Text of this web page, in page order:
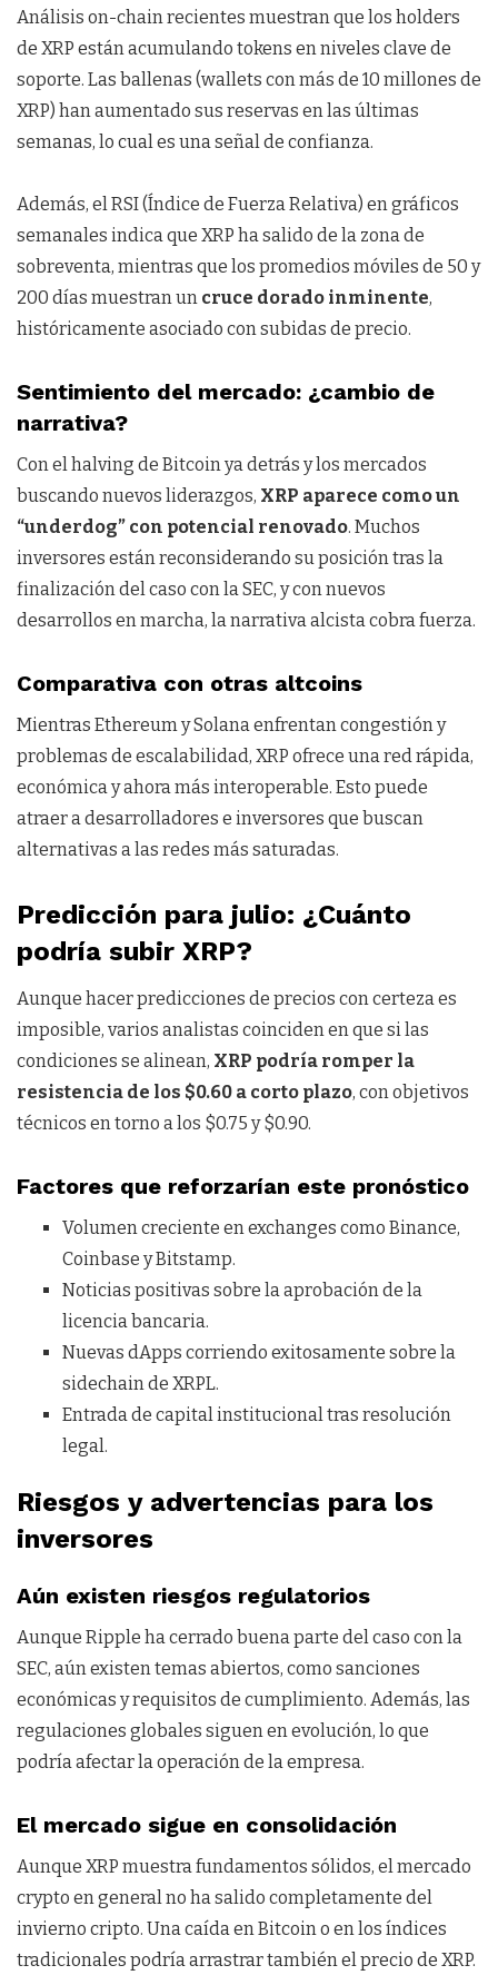
Análisis on-chain recientes muestran que los holders
de XRP están acumulando tokens en niveles clave de
soporte. Las ballenas (wallets con más de 10 millones de
XRP) han aumentado sus reservas en las últimas
semanas, lo cual es una señal de confianza.
Además, el RSI (Índice de Fuerza Relativa) en gráficos
semanales indica que XRP ha salido de la zona de
sobreventa, mientras que los promedios móviles de 50 y
200 días muestran un cruce dorado inminente,
históricamente asociado con subidas de precio.
Sentimiento del mercado: ¿cambio de
narrativa?
Con el halving de Bitcoin ya detrás y los mercados
buscando nuevos liderazgos, XRP aparece como un
“underdog” con potencial renovado. Muchos
inversores están reconsiderando su posición tras la
finalización del caso con la SEC, y con nuevos
desarrollos en marcha, la narrativa alcista cobra fuerza.
Comparativa con otras altcoins
Mientras Ethereum y Solana enfrentan congestión y
problemas de escalabilidad, XRP ofrece una red rápida,
económica y ahora más interoperable. Esto puede
atraer a desarrolladores e inversores que buscan
alternativas a las redes más saturadas.
Predicción para julio: ¿Cuánto
podría subir XRP?
Aunque hacer predicciones de precios con certeza es
imposible, varios analistas coinciden en que si las
condiciones se alinean, XRP podría romper la
resistencia de los $0.60 a corto plazo, con objetivos
técnicos en torno a los $0.75 y $0.90.
Factores que reforzarían este pronóstico
Volumen creciente en exchanges como Binance,
Coinbase y Bitstamp.
Noticias positivas sobre la aprobación de la
licencia bancaria.
Nuevas dApps corriendo exitosamente sobre la
sidechain de XRPL.
Entrada de capital institucional tras resolución
legal.
Riesgos y advertencias para los
inversores
Aún existen riesgos regulatorios
Aunque Ripple ha cerrado buena parte del caso con la
SEC, aún existen temas abiertos, como sanciones
económicas y requisitos de cumplimiento. Además, las
regulaciones globales siguen en evolución, lo que
podría afectar la operación de la empresa.
El mercado sigue en consolidación
Aunque XRP muestra fundamentos sólidos, el mercado
crypto en general no ha salido completamente del
invierno cripto. Una caída en Bitcoin o en los índices
tradicionales podría arrastrar también el precio de XRP.